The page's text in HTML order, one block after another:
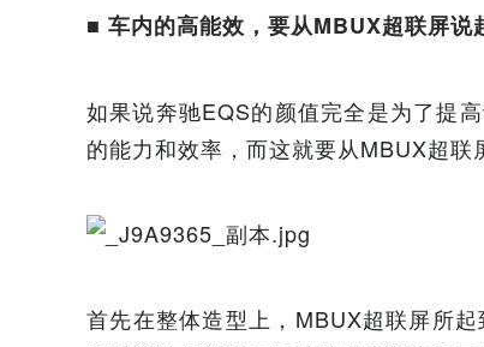
■ 车内的高能效，要从MBUX超联屏说
如果说奔驰EQS的颜值完全是为了提
的能力和效率，而这就要从MBUX超联
首先在整体造型上，MBUX超联屏所